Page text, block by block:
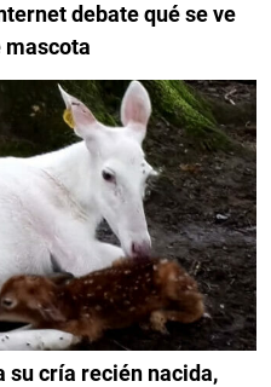
debate qué se ve
mascota
su cría recién nacida,